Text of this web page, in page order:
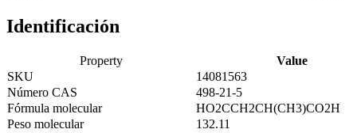
Identificación
Property
Value
SKU
14081563
Número CAS
498-21-5
Fórmula molecular
HO2CCH2CH(CH3)CO2H
Peso molecular
132.11